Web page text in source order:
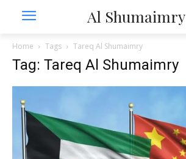
Al Shumaimry
Home Tags Tareq Al Shumaimry
Tag: Tareq Al Shumaimry